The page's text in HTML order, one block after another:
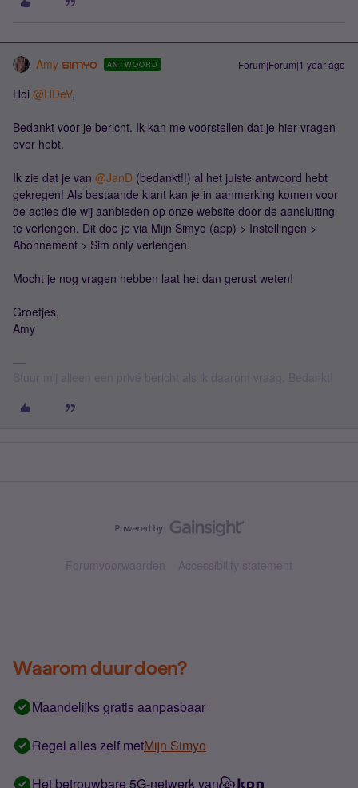
Amy ANTWOORD Forum|Forum|1 year ago
Hoi ​ @HDeV,
Bedankt voor je bericht. Ik kan me voorstellen dat je hier vragen
over hebt.
Ik zie dat je van ​ @JanD (bedankt!!) al het juiste antwoord hebt
gekregen! Als bestaande klant kan je in aanmerking komen voor
de acties die wij aanbieden op onze website door de aansluiting
te verlengen. Dit doe je via Mijn Simyo (app) > Instellingen >
Abonnement > Sim only verlengen.
Mocht je nog vragen hebben laat het dan gerust weten!
Groetjes,
Amy
Forumvoorwaarden Accessibility statement
Waarom duur doen?
Maandelijks gratis aanpasbaar
Regel alles zelf metMijn Simyo
Het betrouwbare 5G-netwerk van